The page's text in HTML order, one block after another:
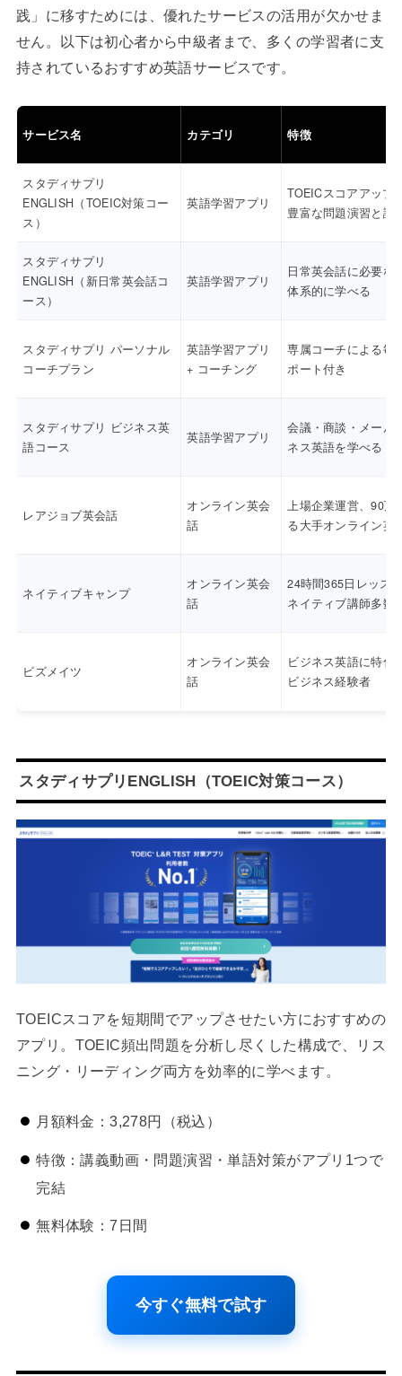
践」に移すためには、優れたサービスの活用が欠かせま
せん。以下は初心者から中級者まで、多くの学習者に支
持されているおすすめ英語サービスです。
サービス名 カテゴリ 特徴
スタディサプリ
ENGLISH（TOEIC対策コー
ス）
英語学習アプリ
TOEICスコアアップ
豊富な問題演習と講
スタディサプリ
ENGLISH（新日常英会話コ
ース）
英語学習アプリ
日常英会話に必要な
体系的に学べる
スタディサプリ パーソナル
コーチプラン
英語学習アプリ
+ コーチング
専属コーチによる毎
ポート付き
スタディサプリ ビジネス英
語コース
英語学習アプリ
会議・商談・メール
ネス英語を学べる
レアジョブ英会話
オンライン英会
話
上場企業運営、90万
る大手オンライン英
ネイティブキャンプ
オンライン英会
話
24時間365日レッス
ネイティブ講師多数
ビズメイツ
オンライン英会
話
ビジネス英語に特化
ビジネス経験者
スタディサプリENGLISH（TOEIC対策コース）
TOEICスコアを短期間でアップさせたい方におすすめの
アプリ。TOEIC頻出問題を分析し尽くした構成で、リス
ニング・リーディング両方を効率的に学べます。
月額料金：3,278円（税込）
特徴：講義動画・問題演習・単語対策がアプリ1つで
完結
無料体験：7日間
今すぐ無料で試す